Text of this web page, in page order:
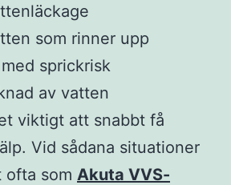
som rinner upp
sprickrisk
av vatten
viktigt att snabbt få
Vid sådana situationer
ofta som Akuta VVS-